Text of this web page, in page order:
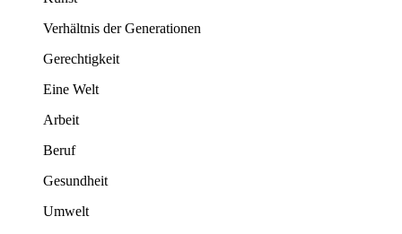
Verhältnis der Generationen
Gerechtigkeit
Eine Welt
Arbeit
Beruf
Gesundheit
Umwelt